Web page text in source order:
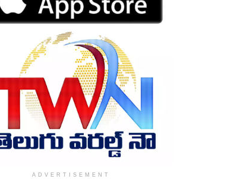
ADVERTISEMENT